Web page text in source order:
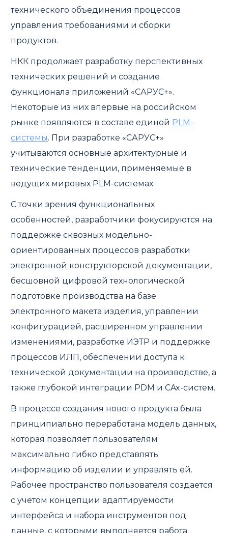
технического объединения процессов
управления требованиями и сборки
продуктов.
НКК продолжает разработку перспективных
технических решений и создание
функционала приложений «САРУС+».
Некоторые из них впервые на российском
рынке появляются в составе единой PLM-
системы. При разработке «САРУС+»
учитываются основные архитектурные и
технические тенденции, применяемые в
ведущих мировых PLM-системах.
С точки зрения функциональных
особенностей, разработчики фокусируются на
поддержке сквозных модельно-
ориентированных процессов разработки
электронной конструкторской документации,
бесшовной цифровой технологической
подготовке производства на базе
электронного макета изделия, управлении
конфигурацией, расширенном управлении
изменениями, разработке ИЭТР и поддержке
процессов ИЛП, обеспечении доступа к
технической документации на производстве, а
также глубокой интеграции PDM и CAx-систем.
В процессе создания нового продукта была
принципиально переработана модель данных,
которая позволяет пользователям
максимально гибко представлять
информацию об изделии и управлять ей.
Рабочее пространство пользователя создается
с учетом концепции адаптируемости
интерфейса и набора инструментов под
данные, с которыми выполняется работа.